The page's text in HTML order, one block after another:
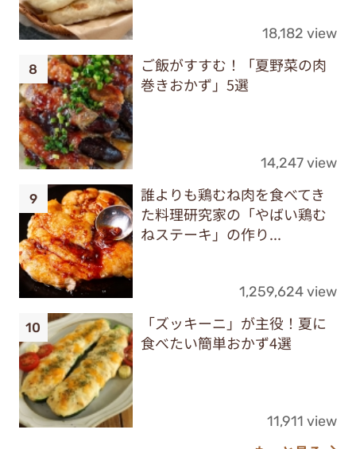
18,182 view
ご飯がすすむ！「夏野菜の肉
巻きおかず」5選
14,247 view
誰よりも鶏むね肉を食べてき
た料理研究家の「やばい鶏む
ねステーキ」の作り...
1,259,624 view
「ズッキーニ」が主役！夏に
食べたい簡単おかず4選
11,911 view